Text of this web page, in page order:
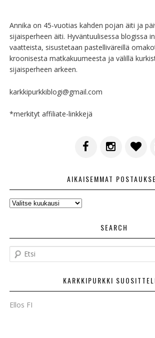
Annika on 45-vuotias kahden pojan äiti ja
sijaisperheen äiti. Hyväntuulisessa blogissa
vaatteista, sisustetaan pastelliväreillä
kroonisesta matkakuumeesta ja välillä
sijaisperheen arkeen.
karkkipurkkiblogi@gmail.com
*merkityt affiliate-linkkejä
AIKAISEMMAT
AIKAISEMMAT
SEARCH
t
KARKKIPURKKI
Ellos FI